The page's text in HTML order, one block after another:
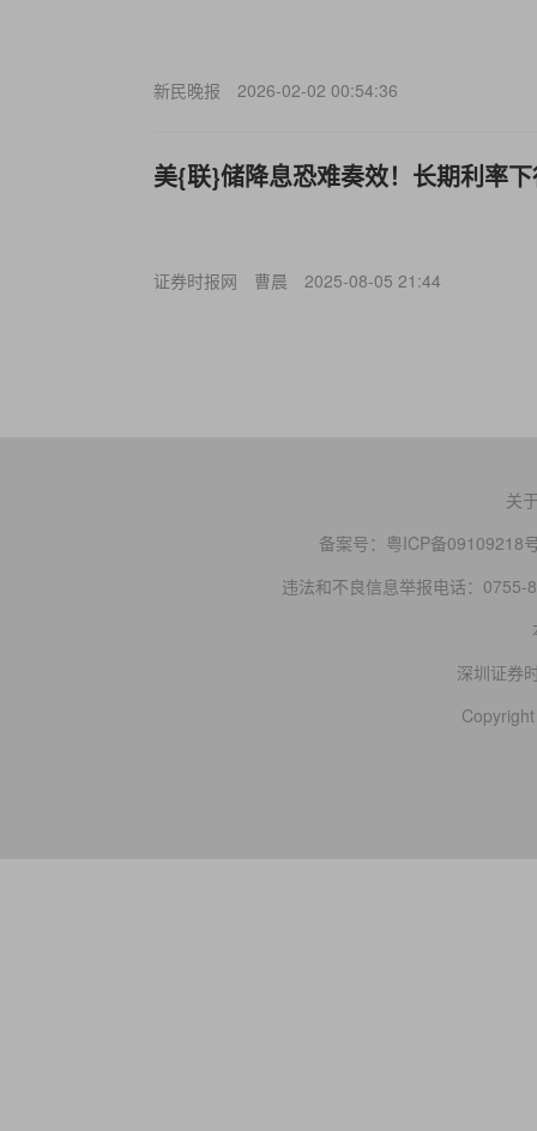
新民晚报 2026-02-02 00:54:36
美{联}储降息恐难奏效！长期利率
证券时报网 曹晨 2025-08-05 21:44
关
备案号： 粤ICP备09109218
违法和不良信息举报电话：0755-
深圳证券